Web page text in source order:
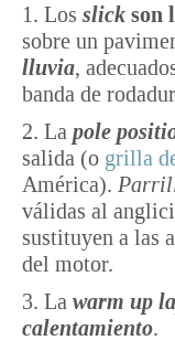
1. Los slick son
sobre un
lluvia,
banda de
2. La pole
salida (o grilla
América). P
válidas al
sustituyen a las
del motor.
3. La warm up
calentamiento.